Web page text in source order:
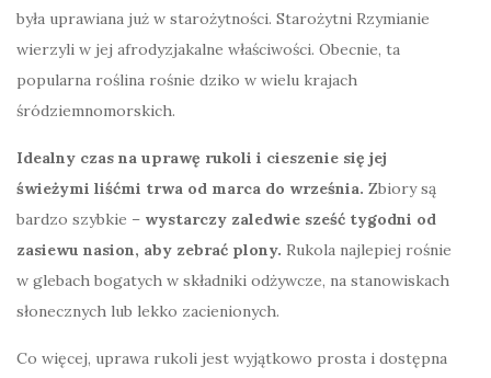
była uprawiana już w starożytności. Starożytni Rzymianie
wierzyli w jej afrodyzjakalne właściwości. Obecnie, ta
popularna roślina rośnie dziko w wielu krajach
śródziemnomorskich.
Idealny czas na uprawę rukoli i cieszenie się jej
świeżymi liśćmi trwa od marca do września. Zbiory są
bardzo szybkie – wystarczy zaledwie sześć tygodni od
zasiewu nasion, aby zebrać plony. Rukola najlepiej rośnie
w glebach bogatych w składniki odżywcze, na stanowiskach
słonecznych lub lekko zacienionych.
Co więcej, uprawa rukoli jest wyjątkowo prosta i dostępna